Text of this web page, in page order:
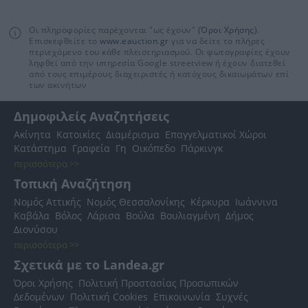
Οι πληροφορίες παρέχονται "ως έχουν" (Όροι Χρήσης).
Επισκεφθείτε το www.eauction.gr για να δείτε το πλήρες
περιεχόμενο του κάθε πλειστηριασμού. Οι φωτογραφίες έχουν
ληφθεί από την υπηρεσία Google streetview ή έχουν διατεθεί
από τους επιμέρους διαχειριστές ή κατόχους δικαιωμάτων επί
των ακινήτων
Δημοφιλείς Αναζητήσεις
Ακίνητα Κατοικίες Διαμέρισμα Επαγγελματικοί Χώροι
Κατάστημα Γραφεία Γη Οικόπεδο Πάρκινγκ
περισσότερα >>
Τοπική Αναζήτηση
Νομός Αττικής Νομός Θεσσαλονίκης Κέρκυρα Ιωάννινα
Καβάλα Βόλος Λάρισα Βούλα Βουλιαγμένη Δήμος
Διονύσου
περισσότερα >>
Σχετικά με το Landea.gr
Όροι Χρήσης Πολιτική Προστασίας Προσωπικών
Δεδομένων Πολιτική Cookies Επικοινωνία Συχνές